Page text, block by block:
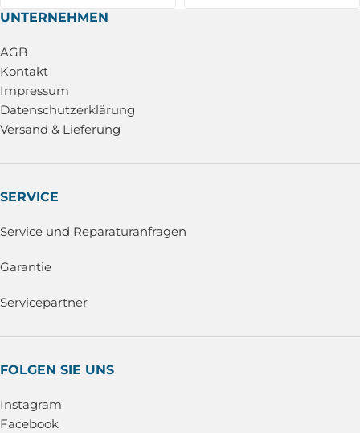
UNTERNEHMEN
AGB
Kontakt
Impressum
Datenschutzerklärung
Versand & Lieferung
SERVICE
Service und Reparaturanfragen
Garantie
Servicepartner
FOLGEN SIE UNS
Instagram
Facebook